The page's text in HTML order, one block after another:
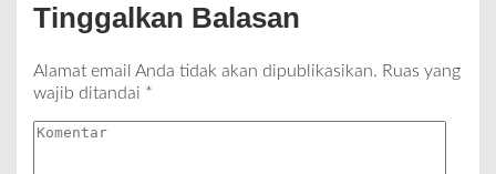
Tinggalkan Balasan
Alamat email Anda tidak akan dipublikasikan. Ruas yang
wajib ditandai *